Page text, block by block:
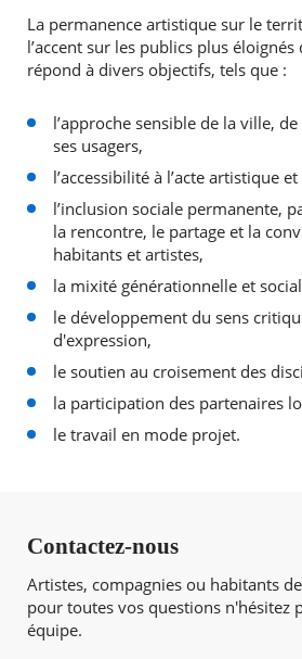
La permanence artistique sur le
l’accent sur les publics plus
répond à divers objectifs, tels que :
l’approche sensible de la ville,
ses usagers,
l’accessibilité à l’acte artistique
l’inclusion sociale permanente,
la rencontre, le partage et la
habitants et artistes,
la mixité générationnelle et
le développement du sens
d'expression,
le soutien au croisement des
la participation des partenaires
le travail en mode projet.
Contactez-nous
Artistes, compagnies ou habitants
pour toutes vos questions n'hésitez
équipe.